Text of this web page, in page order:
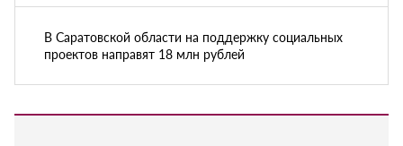
В Саратовской области на поддержку социальных
проектов направят 18 млн рублей